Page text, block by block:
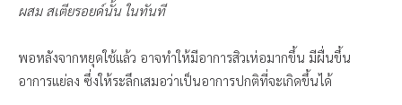
ผสม สเตียรอยด์นั้น ในทันที
พอหลังจากหยุดใช้แล้ว อาจทำให้มีอาการสิวเห่อมากขึ้น มีผื่นขึ้น
อาการแย่ลง ซึ่งให้ระลึกเสมอว่าเป็นอาการปกติที่จะเกิดขึ้นได้